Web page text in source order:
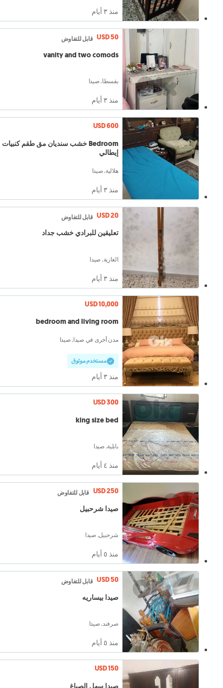
منذ ٣ أيام
USD 50 قابل للتفاوض
vanity and two comods
بقسطا, صيدا
منذ ٣ أيام
USD 600
Bedroom خشب سنديان مق طقم كنبيات
إيطالي
هلالية, صيدا
منذ ٣ أيام
USD 20 قابل للتفاوض
تعليقين للبرادي خشب جداد
الغازية, صيدا
منذ ٣ أيام
USD 10,000
bedroom and living room
مدن أخرى في صيدا, صيدا
مستخدم موثوق
منذ ٣ أيام
USD 300
king size bed
بابلية, صيدا
منذ ٤ أيام
USD 250 قابل للتفاوض
صيدا شرحبيل
شرحبيل, صيدا
منذ ٥ أيام
USD 50 قابل للتفاوض
صيدا بيساريه
صرفند, صيدا
منذ ٥ أيام
USD 150